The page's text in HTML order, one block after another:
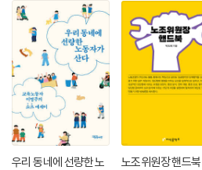
우리 동네에 선량한 노
노조위원장 핸드북